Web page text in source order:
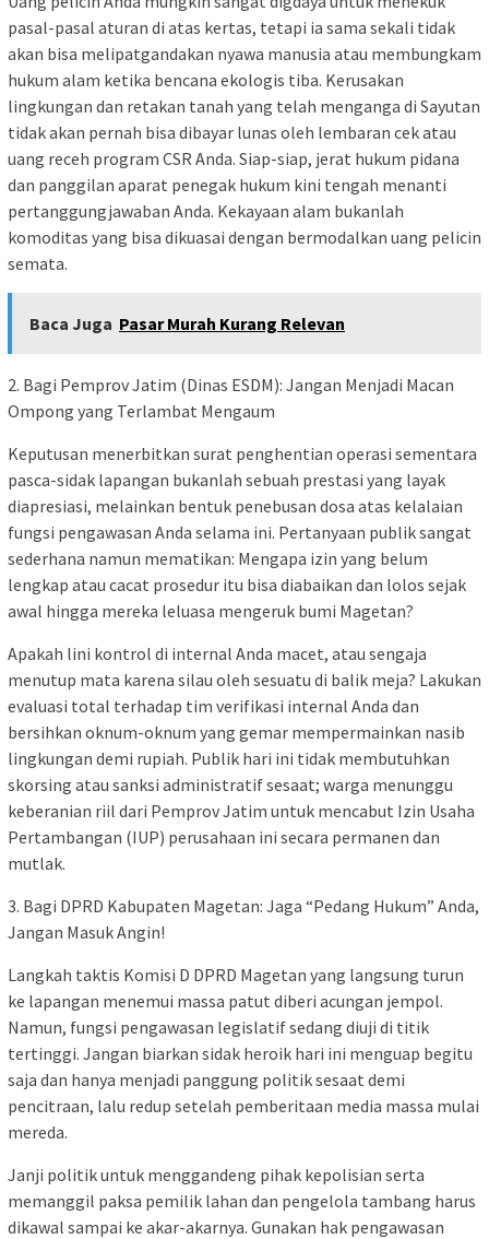
pasal-pasal aturan di atas kertas, tetapi ia sama sekali tidak
akan bisa melipatgandakan nyawa manusia atau membungkam
hukum alam ketika bencana ekologis tiba. Kerusakan
lingkungan dan retakan tanah yang telah menganga di Sayutan
tidak akan pernah bisa dibayar lunas oleh lembaran cek atau
uang receh program CSR Anda. Siap-siap, jerat hukum pidana
dan panggilan aparat penegak hukum kini tengah menanti
pertanggungjawaban Anda. Kekayaan alam bukanlah
komoditas yang bisa dikuasai dengan bermodalkan uang pelicin
semata.
Baca Juga Pasar Murah Kurang Relevan
2. Bagi Pemprov Jatim (Dinas ESDM): Jangan Menjadi Macan
Ompong yang Terlambat Mengaum
Keputusan menerbitkan surat penghentian operasi sementara
pasca-sidak lapangan bukanlah sebuah prestasi yang layak
diapresiasi, melainkan bentuk penebusan dosa atas kelalaian
fungsi pengawasan Anda selama ini. Pertanyaan publik sangat
sederhana namun mematikan: Mengapa izin yang belum
lengkap atau cacat prosedur itu bisa diabaikan dan lolos sejak
awal hingga mereka leluasa mengeruk bumi Magetan?
Apakah lini kontrol di internal Anda macet, atau sengaja
menutup mata karena silau oleh sesuatu di balik meja? Lakukan
evaluasi total terhadap tim verifikasi internal Anda dan
bersihkan oknum-oknum yang gemar mempermainkan nasib
lingkungan demi rupiah. Publik hari ini tidak membutuhkan
skorsing atau sanksi administratif sesaat; warga menunggu
keberanian riil dari Pemprov Jatim untuk mencabut Izin Usaha
Pertambangan (IUP) perusahaan ini secara permanen dan
mutlak.
3. Bagi DPRD Kabupaten Magetan: Jaga “Pedang Hukum” Anda,
Jangan Masuk Angin!
Langkah taktis Komisi D DPRD Magetan yang langsung turun
ke lapangan menemui massa patut diberi acungan jempol.
Namun, fungsi pengawasan legislatif sedang diuji di titik
tertinggi. Jangan biarkan sidak heroik hari ini menguap begitu
saja dan hanya menjadi panggung politik sesaat demi
pencitraan, lalu redup setelah pemberitaan media massa mulai
mereda.
Janji politik untuk menggandeng pihak kepolisian serta
memanggil paksa pemilik lahan dan pengelola tambang harus
dikawal sampai ke akar-akarnya. Gunakan hak pengawasan